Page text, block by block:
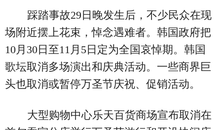
踩踏事故29日晚发生后，不少民众在现
场附近摆上花束，悼念遇难者。韩国政府把
10月30日至11月5日定为全国哀悼期。韩国
歌坛取消多场演出和庆典活动。一些商界巨
头也取消或暂停万圣节庆祝、促销活动。
大型购物中心乐天百货商场宣布取消在